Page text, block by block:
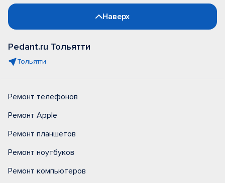
Наверх
Pedant.ru Тольятти
Тольятти
Ремонт телефонов
Ремонт Apple
Ремонт планшетов
Ремонт ноутбуков
Ремонт компьютеров